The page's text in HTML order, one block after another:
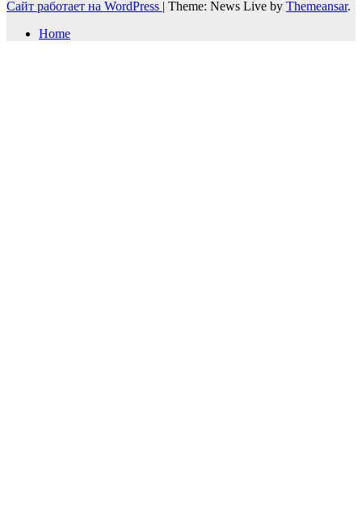
Сайт работает на WordPress | Theme: News Live by Themeansar.
Home